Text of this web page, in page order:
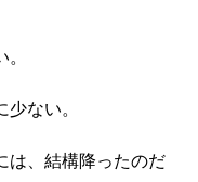
ない。
は、結構降ったのだ